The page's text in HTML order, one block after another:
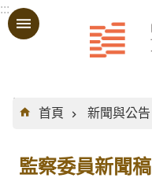
跳到主要內容區塊
:::
:::
首頁
新聞與公告
監察委員新聞稿